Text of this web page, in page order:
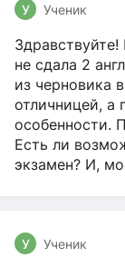
У Ученик
не сдала 2
из черновика
отличницей, а
особенности.
Есть ли
экзамен? И,
У Ученик